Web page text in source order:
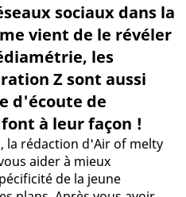
sociaux dans la
vient de le révéler
les
Z sont aussi
d'écoute de
à leur façon !
la rédaction d'Air of melty
aider à mieux
de la jeune